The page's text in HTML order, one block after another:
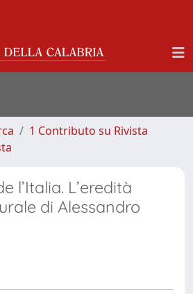
1 Contributo su Rivista
l’Italia. L’eredità
di Alessandro